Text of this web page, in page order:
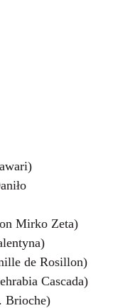
Mirko Zeta)
de Rosillon)
Cascada)
Brioche)